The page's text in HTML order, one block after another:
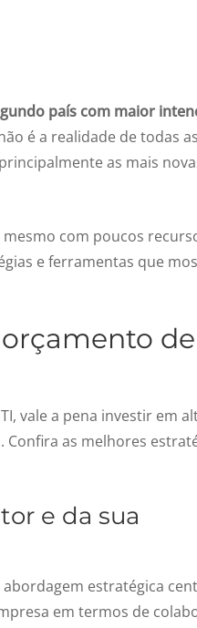
país com maior
é a realidade de todas
as mais
com poucos
e ferramentas que
de
vale a pena investir em
as melhores
e da sua
estratégica
em termos de